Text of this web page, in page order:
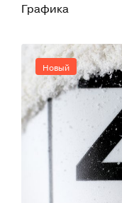
Графика
Новый